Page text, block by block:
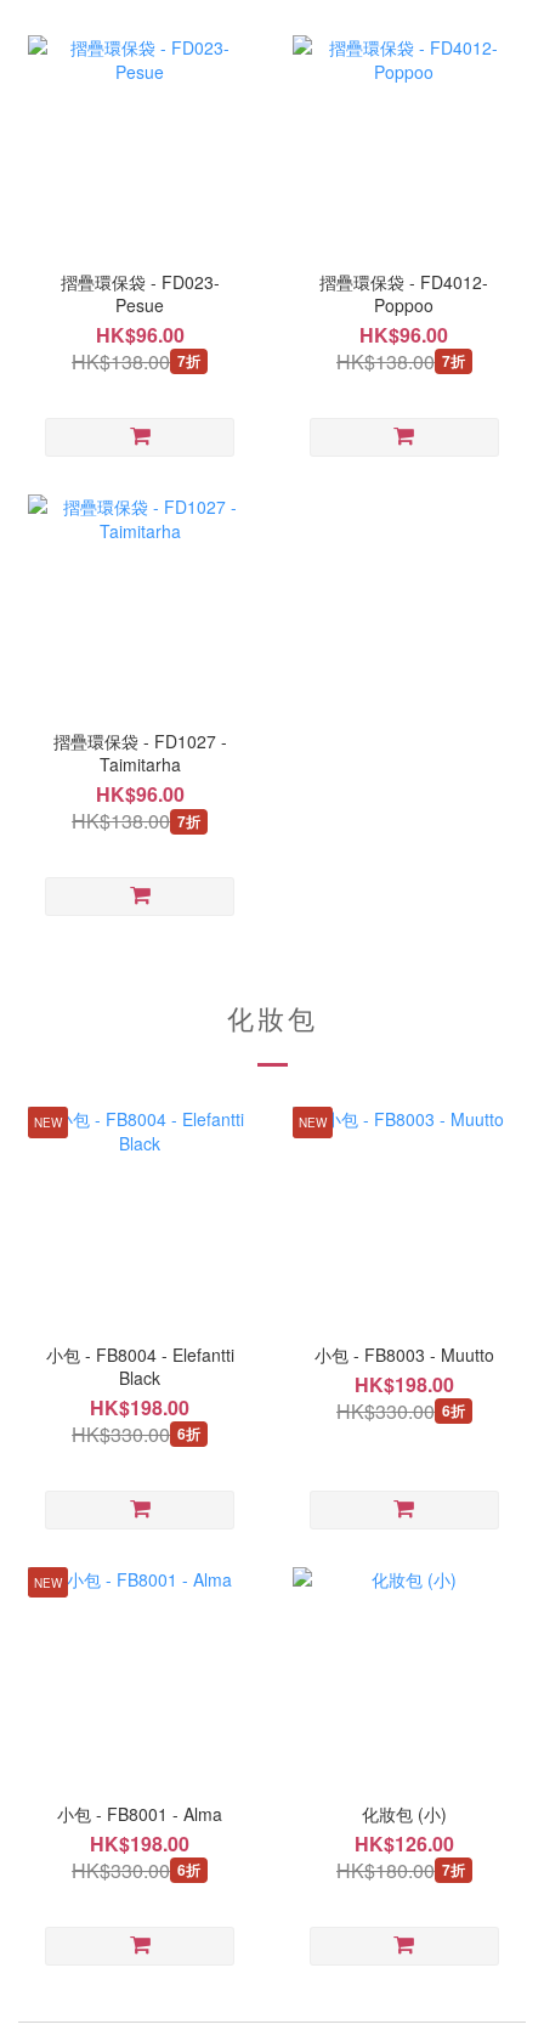
摺疊環保袋 - FD023-
Pesue
HK$96.00
HK$138.00 7折
摺疊環保袋 - FD4012-
Poppoo
HK$96.00
HK$138.00 7折
摺疊環保袋 - FD1027 -
Taimitarha
HK$96.00
HK$138.00 7折
化妝包
NEW
小包 - FB8004 - Elefantti
Black
HK$198.00
HK$330.00 6折
NEW
小包 - FB8003 - Muutto
HK$198.00
HK$330.00 6折
NEW
小包 - FB8001 - Alma
HK$198.00
HK$330.00 6折
化妝包 (小)
HK$126.00
HK$180.00 7折